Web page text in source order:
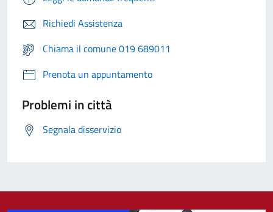
Richiedi Assistenza
Chiama il comune 019 689011
Prenota un appuntamento
Problemi in città
Segnala disservizio